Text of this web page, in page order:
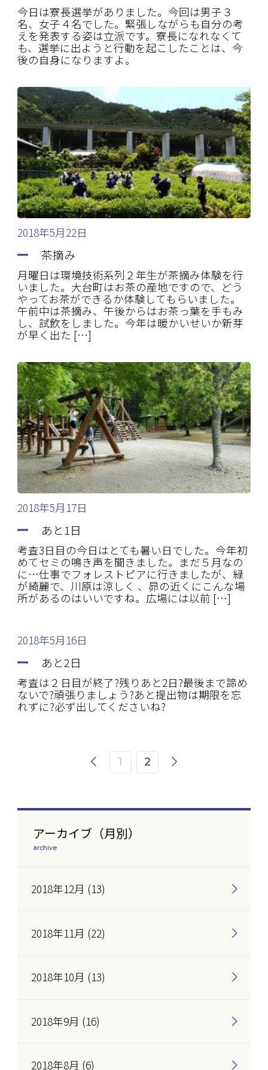
今日は寮長選挙がありました。今回は男子３
名、女子４名でした。緊張しながらも自分の考
えを発表する姿は立派です。寮長になれなくて
も、選挙に出ようと行動を起こしたことは、今
後の自身になりますよ。
2018年5月22日
茶摘み
月曜日は環境技術系列２年生が茶摘み体験を行
いました。大台町はお茶の産地ですので、どう
やってお茶ができるか体験してもらいました。
午前中は茶摘み、午後からはお茶っ葉を手もみ
し、試飲をしました。今年は暖かいせいか新芽
が早く出た […]
2018年5月17日
あと1日
考査3日目の今日はとても暑い日でした。今年初
めてセミの鳴き声を聞きました。まだ５月なの
に…仕事でフォレストピアに行きましたが、緑
が綺麗で、川原は涼しく 、昴の近くにこんな場
所があるのはいいですね。広場には以前 […]
2018年5月16日
あと2日
考査は２日目が終了?残りあと2日?最後まで諦め
ないで?頑張りましょう?あと提出物は期限を忘
れずに?必ず出してくださいね?
1 2
アーカイブ（月別）
archive
2018年12月 (13)
2018年11月 (22)
2018年10月 (13)
2018年9月 (16)
2018年8月 (6)